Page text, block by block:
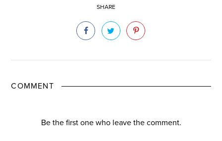
SHARE
COMMENT
Be the first one who leave the comment.